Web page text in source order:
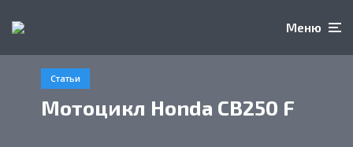
Меню
Статьи
Мотоцикл Honda CB250 F